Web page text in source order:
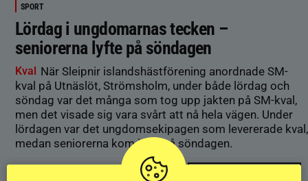
SPORT
Lördag i ungdomarnas tecken –
seniorerna lyfte på söndagen
Kval När Sleipnir islandshästförening anordnade SM-
kval på Utnäslöt, Strömsholm, under både lördag och
söndag var det många som tog upp jakten på SM-kval,
men det visade sig vara svårt att nå hela vägen. Under
lördagen var det ungdomsekipagen som levererade kval,
medan seniorerna kom igen på söndagen.